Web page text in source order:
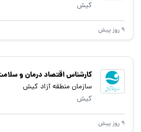
کیش
9 روز پیش
کارشناس اقتصاد درمان و
سازمان منطقه آزاد کیش
کیش
9 روز پیش